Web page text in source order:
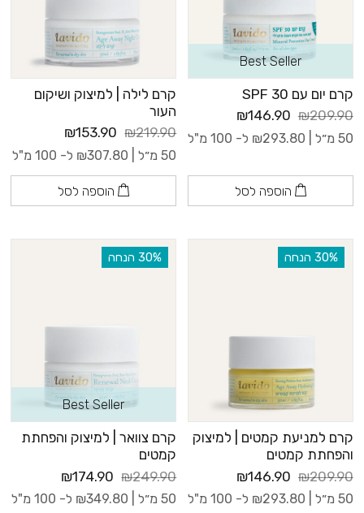
Best Seller
קרם יום עם 30 SPF
₪209.90
₪146.90
50 מ״ל | ₪293.80 ל- 100 מ"ל
הוספה לסל
קרם לילה | למיצוק ושיקום
העור
₪219.90
₪153.90
50 מ״ל | ₪307.80 ל- 100 מ"ל
הוספה לסל
‫30% הנחה
קרם למניעת קמטים | למיצוק
והפחתת קמטים
₪209.90
₪146.90
50 מ״ל | ₪293.80 ל- 100 מ"ל
‫30% הנחה
Best Seller
קרם צוואר | למיצוק והפחתת
קמטים
₪249.90
₪174.90
50 מ״ל | ₪349.80 ל- 100 מ"ל